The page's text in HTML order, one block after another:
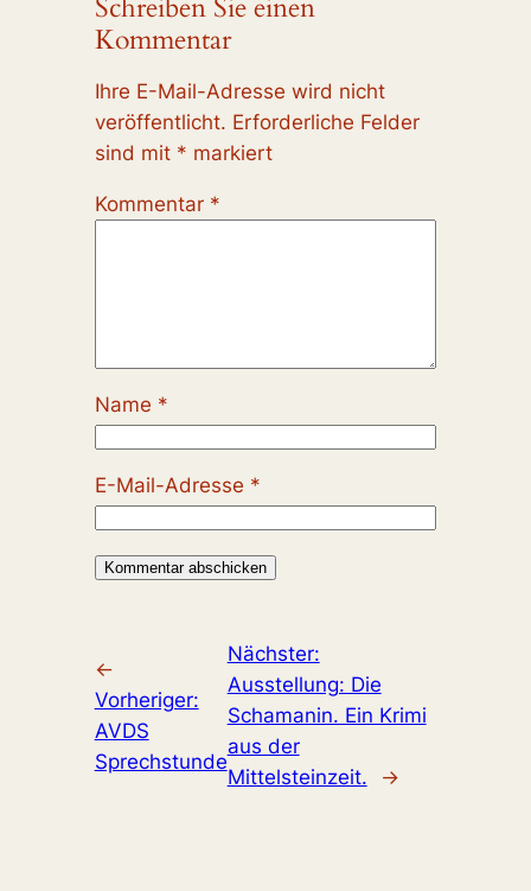
Schreiben Sie einen
Kommentar
Ihre E-Mail-Adresse wird nicht
veröffentlicht. Erforderliche Felder
sind mit * markiert
Kommentar *
Name *
E-Mail-Adresse *
←
Vorheriger:
AVDS
Sprechstunde
Nächster:
Ausstellung: Die
Schamanin. Ein Krimi
aus der
Mittelsteinzeit.
→